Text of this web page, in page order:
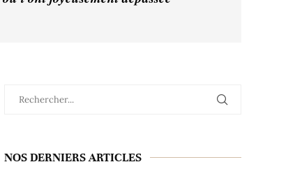
NOS DERNIERS ARTICLES